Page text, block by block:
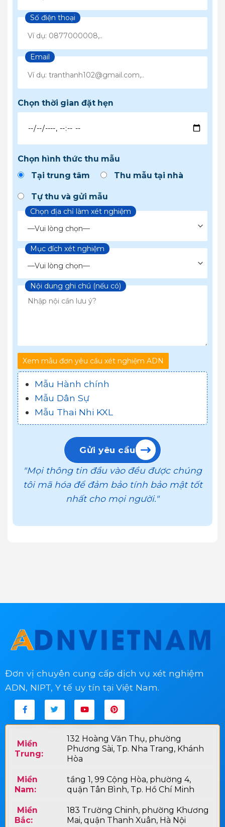
Số điện thoại
Email
Chọn thời gian đặt hẹn
Chọn hình thức thu mẫu
Tại trung tâm
Thu mẫu tại nhà
Tự thu và gửi mẫu
Chọn địa chỉ làm xét nghiệm
Mục đích xét nghiệm
Chọn loại xét nghiệm
Nội dung ghi chú (nếu có)
Xem mẫu đơn yêu cầu xét nghiệm ADN
Mẫu Hành chính
Mẫu Dân Sự
Mẫu Thai Nhi KXL
Gửi yêu cầu
"Mọi thông tin đầu vào đều được chúng
tôi mã hóa để đảm bảo tính bảo mật tốt
nhất cho mọi người."
Đơn vị chuyên cung cấp dịch vụ xét nghiệm
ADN, NIPT, Y tế uy tín tại Việt Nam.
Miền
Trung:
132 Hoàng Văn Thụ, phường
Phương Sài, Tp. Nha Trang, Khánh
Hòa
Miền
Nam:
tầng 1, 99 Cộng Hòa, phường 4,
quận Tân Bình, Tp. Hồ Chí Minh
Miền
Bắc:
183 Trường Chinh, phường Khương
Mai, quận Thanh Xuân, Hà Nội